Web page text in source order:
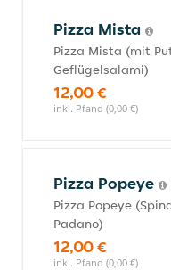
Pizza Mista
Pizza Mista (mit
Geflügelsalami)
12,00 €
inkl. Pfand (0,00 €)
Pizza Popeye
Pizza Popeye
Padano)
12,00 €
inkl. Pfand (0,00 €)